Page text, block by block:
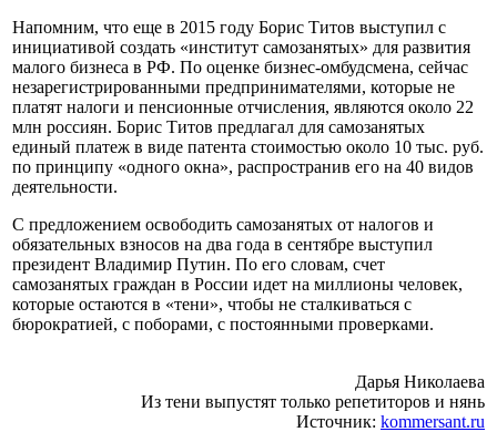
Напомним, что еще в 2015 году Борис Титов выступил с
инициативой создать «институт самозанятых» для развития
малого бизнеса в РФ. По оценке бизнес-омбудсмена, сейчас
незарегистрированными предпринимателями, которые не
платят налоги и пенсионные отчисления, являются около 22
млн россиян. Борис Титов предлагал для самозанятых
единый платеж в виде патента стоимостью около 10 тыс. руб.
по принципу «одного окна», распространив его на 40 видов
деятельности.
С предложением освободить самозанятых от налогов и
обязательных взносов на два года в сентябре выступил
президент Владимир Путин. По его словам, счет
самозанятых граждан в России идет на миллионы человек,
которые остаются в «тени», чтобы не сталкиваться с
бюрократией, с поборами, с постоянными проверками.
Дарья Николаева
Из тени выпустят только репетиторов и нянь
Источник: kommersant.ru